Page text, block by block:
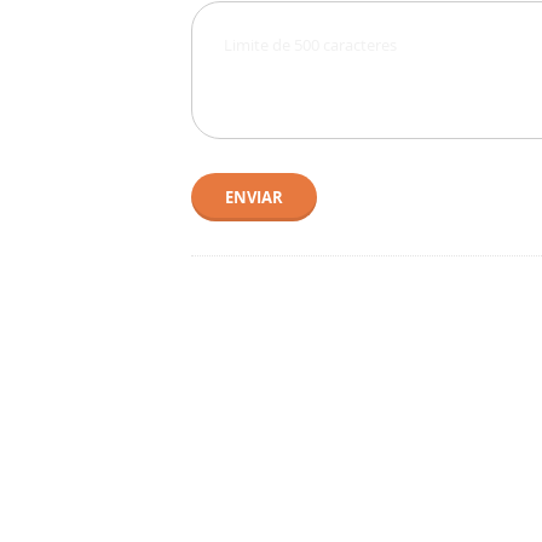
ENVIAR